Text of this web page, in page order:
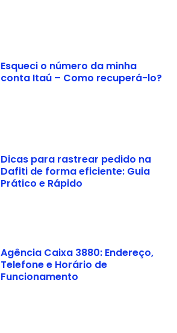
Esqueci o número da minha
conta Itaú – Como recuperá-lo?
Dicas para rastrear pedido na
Dafiti de forma eficiente: Guia
Prático e Rápido
Agência Caixa 3880: Endereço,
Telefone e Horário de
Funcionamento